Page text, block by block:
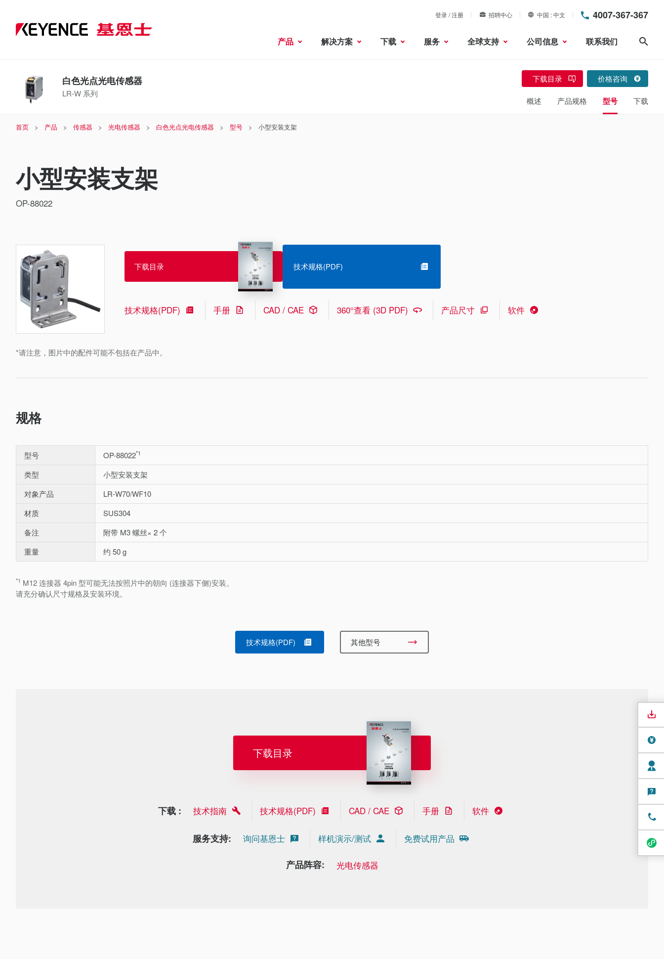
登录 / 注册 招聘中心 中国 中文 4007-367-367
产品 解决方案 下载 服务 全球支持 公司信息 联系我们
白色光点光电传感器
LR-W 系列
下载目录 价格咨询
概述 产品规格 型号 下载
首页 产品 传感器 光电传感器 白色光点光电传感器 型号 小型安装支架
小型安装支架
OP-88022
*请注意，图片中的配件可能不包括在产品中。
下载目录 技术规格(PDF)
技术规格(PDF) 手册 CAD / CAE 360°查看 (3D PDF) 产品尺寸 软件
规格
型号 OP-88022*1
类型
小型安装支架
对象产品
LR-W70/WF10
材质
SUS304
备注
附带 M3 螺丝× 2 个
重量
约 50 g
*1 M12 连接器 4pin 型可能无法按照片中的朝向 (连接器下侧)安装。
请充分确认尺寸规格及安装环境。
技术规格(PDF) 其他型号
下载目录
下载 : 技术指南 技术规格(PDF) CAD / CAE 手册 软件
服务支持: 询问基恩士 样机演示/测试 免费试用产品
产品阵容: 光电传感器